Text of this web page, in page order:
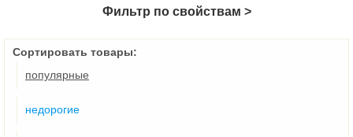
Фильтр по свойствам >
Сортировать товары:
популярные
недорогие